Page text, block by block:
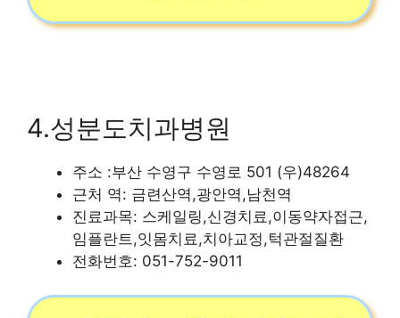
4.성분도치과병원
주소 :부산 수영구 수영로 501 (우)48264
근처 역: 금련산역,광안역,남천역
진료과목: 스케일링,신경치료,이동약자접근,
임플란트,잇몸치료,치아교정,턱관절질환
전화번호: 051-752-9011